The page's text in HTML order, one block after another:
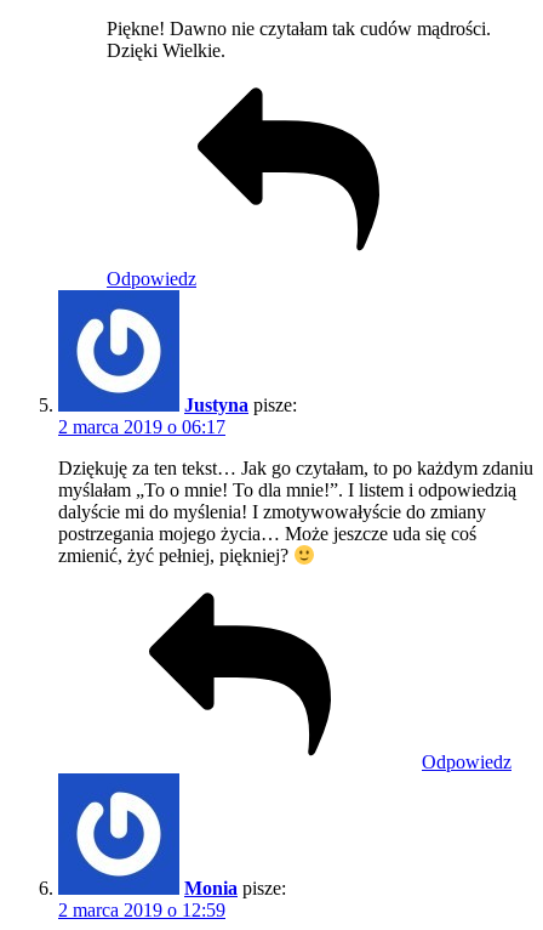
Piękne! Dawno nie czytałam tak cudów mądrości.
Dzięki Wielkie.
Odpowiedz
Justyna pisze:
2 marca 2019 o 06:17
Dziękuję za ten tekst… Jak go czytałam, to po każdym zdaniu
myślałam „To o mnie! To dla mnie!”. I listem i odpowiedzią
dalyście mi do myślenia! I zmotywowałyście do zmiany
postrzegania mojego życia… Może jeszcze uda się coś
zmienić, żyć pełniej, piękniej?
Odpowiedz
Monia pisze:
2 marca 2019 o 12:59